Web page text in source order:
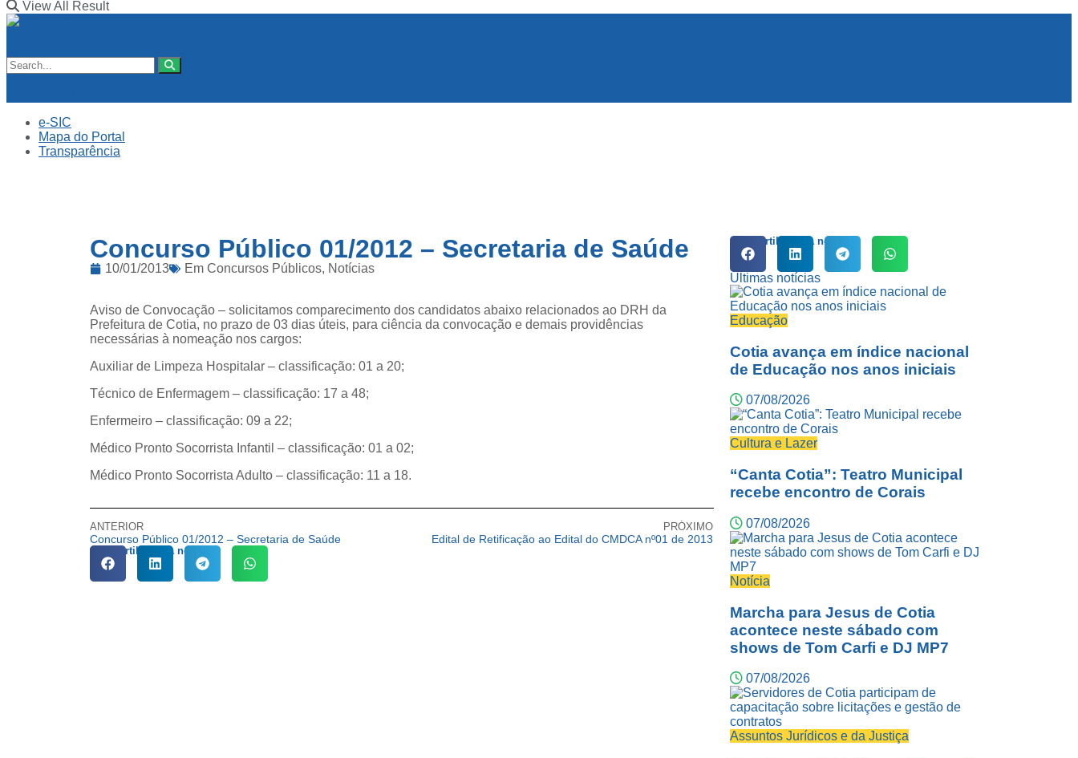
View All Result
e-SIC
Mapa do Portal
Transparência
Concurso Público 01/2012 – Secretaria de Saúde
10/01/2013 Em Concursos Públicos, Notícias
Aviso de Convocação – solicitamos comparecimento dos candidatos abaixo relacionados ao DRH da
Prefeitura de Cotia, no prazo de 03 dias úteis, para ciência da convocação e demais providências
necessárias à nomeação nos cargos:
Auxiliar de Limpeza Hospitalar – classificação: 01 a 20;
Técnico de Enfermagem – classificação: 17 a 48;
Enfermeiro – classificação: 09 a 22;
Médico Pronto Socorrista Infantil – classificação: 01 a 02;
Médico Pronto Socorrista Adulto – classificação: 11 a 18.
ANTERIOR
Concurso Público 01/2012 – Secretaria de Saúde
PRÓXIMO
Edital de Retificação ao Edital do CMDCA nº01 de 2013
Compartilhe esta notícia:
Compartilhe esta notícia:
Últimas notícias
Educação
Cotia avança em índice nacional
de Educação nos anos iniciais
07/08/2026
Cultura e Lazer
“Canta Cotia”: Teatro Municipal
recebe encontro de Corais
07/08/2026
Notícia
Marcha para Jesus de Cotia
acontece neste sábado com
shows de Tom Carfi e DJ MP7
07/08/2026
Assuntos Jurídicos e da Justiça